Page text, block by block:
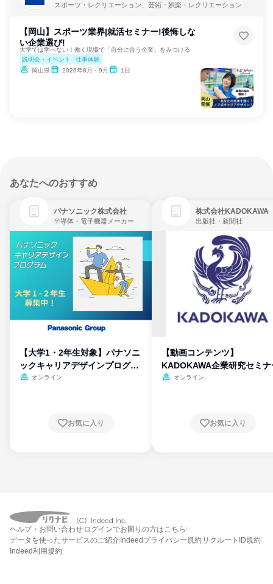
スポーツ・レクリエーション、芸術・娯楽・レクリエーション、
【岡山】スポーツ業界|就活セミナー!後悔しな
い企業選び!
大学では学べない！働く現場で「自分に合う企業」をみつける
説明会・イベント
仕事体験
岡山県
2026年8月・9月 1日
あなたへのおすすめ
パナソニック株式会社
半導体・電子機器メーカー
【大学1・2年生対象】パナソニ
ックキャリアデザインプログラ
ム
オンライン
お気に入り
株式会社KADOKAWA
出版社・新聞社
【動画コンテンツ】
KADOKAWA企業研究セミナ
オンライン
お気に入り
ヘルプ・お問い合わせ ログインでお困りの方はこちら
データを使ったサービスのご紹介 Indeedプライバシー規約 リクルートID規約
Indeed利用規約